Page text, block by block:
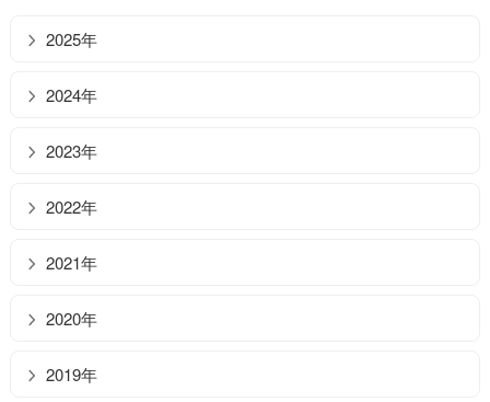
2025年
2024年
2023年
2022年
2021年
2020年
2019年